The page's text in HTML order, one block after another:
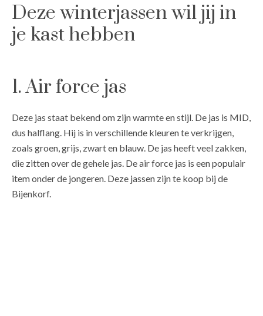
Deze winterjassen wil jij in
je kast hebben
1. Air force jas
Deze jas staat bekend om zijn warmte en stijl. De jas is MID,
dus halflang. Hij is in verschillende kleuren te verkrijgen,
zoals groen, grijs, zwart en blauw. De jas heeft veel zakken,
die zitten over de gehele jas. De air force jas is een populair
item onder de jongeren. Deze jassen zijn te koop bij de
Bijenkorf.